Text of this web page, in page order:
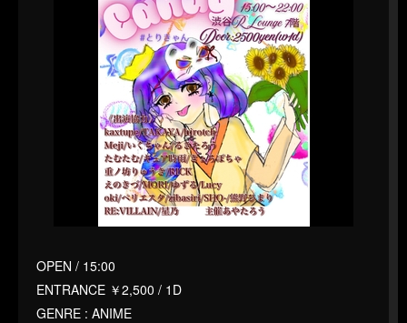
OPEN / 15:00
ENTRANCE ￥2,500 / 1D
GENRE : ANIME